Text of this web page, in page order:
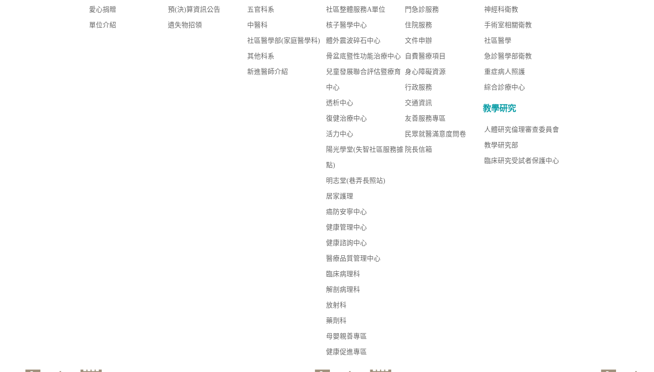
愛心捐贈
單位介紹
預(決)算資訊公告
遺失物招領
五官科系
中醫科
社區醫學部(家庭醫學科)
其他科系
新進醫師介紹
社區整體服務A單位
核子醫學中心
體外震波碎石中心
骨盆底暨性功能治療中心
兒童發展聯合評估暨療育
中心
透析中心
復健治療中心
活力中心
陽光學堂(失智社區服務據
點)
明志堂(巷弄長照站)
居家護理
癌防安寧中心
健康管理中心
健康諮詢中心
醫療品質管理中心
臨床病理科
解剖病理科
放射科
藥劑科
母嬰親善專區
健康促進專區
門急診服務
住院服務
文件申辦
自費醫療項目
身心障礙資源
行政服務
交通資訊
友善服務專區
民眾就醫滿意度問卷
院長信箱
神經科衛教
手術室相關衛教
社區醫學
急診醫學部衛教
重症病人照護
綜合診療中心
教學研究
人體研究倫理審查委員會
教學研究部
臨床研究受試者保護中心